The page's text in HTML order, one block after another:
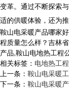
变革。通过不断探索
适的供暖体验，还为
鞍山电采暖产品哪家
程质量怎么样？吉林
产品,鞍山电地热工程
相关标签： 电地热工
上一条： 鞍山电采暖
下一条： 鞍山电采暖